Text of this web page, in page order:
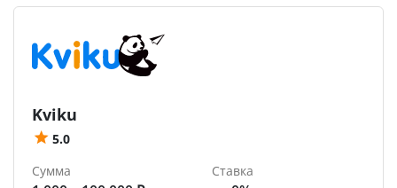
Kviku
5.0
Сумма
Ставка